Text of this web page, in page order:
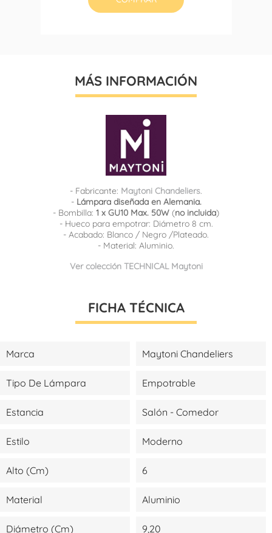
MÁS INFORMACIÓN
- Fabricante: Maytoni Chandeliers.
- Lámpara diseñada en Alemania.
- Bombilla: 1 x GU10 Max. 50W (no incluida)
- Hueco para empotrar: Diámetro 8 cm.
- Acabado: Blanco / Negro /Plateado.
- Material: Aluminio.
Ver colección TECHNICAL Maytoni
FICHA TÉCNICA
Marca Maytoni Chandeliers
Tipo De Lámpara Empotrable
Estancia Salón - Comedor
Estilo Moderno
Alto (cm) 6
Material Aluminio
Diámetro (cm) 9,20